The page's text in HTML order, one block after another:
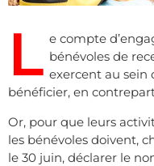
L e compte
bénévoles de
exercent au sein
bénéficier, en
Or, pour que leurs
les bénévoles doivent,
le 30 juin, déclarer le